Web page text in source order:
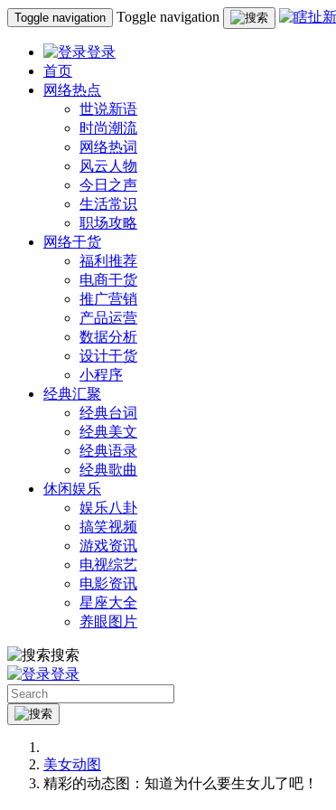
Toggle navigation Toggle navigation
登录
首页
网络热点
世说新语
时尚潮流
网络热词
风云人物
今日之声
生活常识
职场攻略
网络干货
福利推荐
电商干货
推广营销
产品运营
数据分析
设计干货
小程序
经典汇聚
经典台词
经典美文
经典语录
经典歌曲
休闲娱乐
娱乐八卦
搞笑视频
游戏资讯
电视综艺
电影资讯
星座大全
养眼图片
搜索
登录
美女动图
精彩的动态图：知道为什么要生女儿了吧！